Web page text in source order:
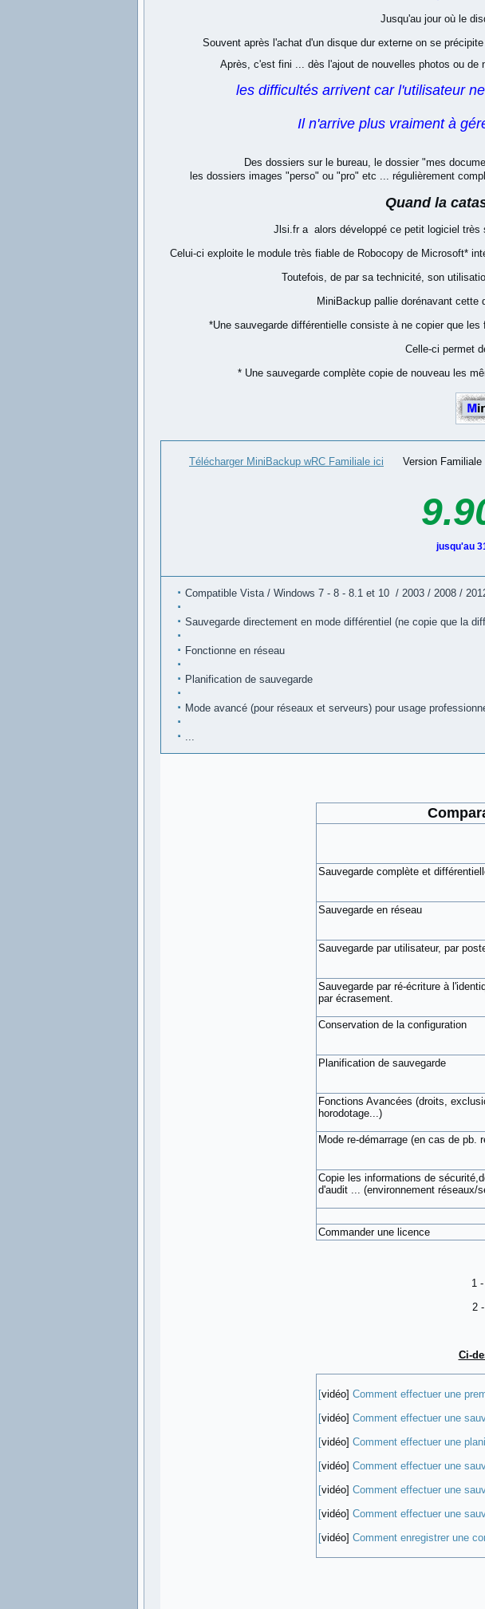
Jusqu'au jour où le
Souvent après l'achat d'un disque dur externe on se
Après, c'est fini ... dès l'ajout de nouvelles photos ou de
les difficultés arrivent car l'utilisateur
Il n'arrive plus vraiment à
Des dossiers sur le bureau, le dossier "mes
les dossiers images "perso" ou "pro" etc ... régulièrement
Quand la
Jlsi.fr a alors développé ce petit logiciel très
Celui-ci exploite le module très fiable de Robocopy de Microsoft*
Toutefois, de par sa technicité, son
MiniBackup pallie dorénavant
*Une sauvegarde différentielle consiste à ne copier que
Celle-ci permet
* Une sauvegarde complète copie de nouveau les
Télécharger MiniBackup wRC Familiale ici Version Familiale
jusqu'au
Compatible Vista / Windows 7 - 8 - 8.1 et 10 / 2003 / 2008 /
Sauvegarde directement en mode différentiel (ne copie que la
Fonctionne en réseau
Planification de sauvegarde
Mode avancé (pour réseaux et serveurs) pour usage
...
Sauvegarde complète et
Sauvegarde en réseau
Sauvegarde par utilisateur, par
Sauvegarde par ré-écriture à
par écrasement.
Conservation de la configuration
Planification de sauvegarde
Fonctions Avancées (droits,
horodotage...)
Mode re-démarrage (en cas de pb.
Copie les informations de
d'audit ... (environnement réseaux/
Commander une licence
1 -
2 -
Ci-
[vidéo] Comment effectuer une
[vidéo] Comment effectuer une
[vidéo] Comment effectuer une
[vidéo] Comment effectuer une
[vidéo] Comment effectuer une
[vidéo] Comment effectuer une
[vidéo] Comment enregistrer une